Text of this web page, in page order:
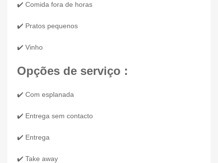
✔️ Comida fora de horas
✔️ Pratos pequenos
✔️ Vinho
Opções de serviço :
✔️ Com esplanada
✔️ Entrega sem contacto
✔️ Entrega
✔️ Take away